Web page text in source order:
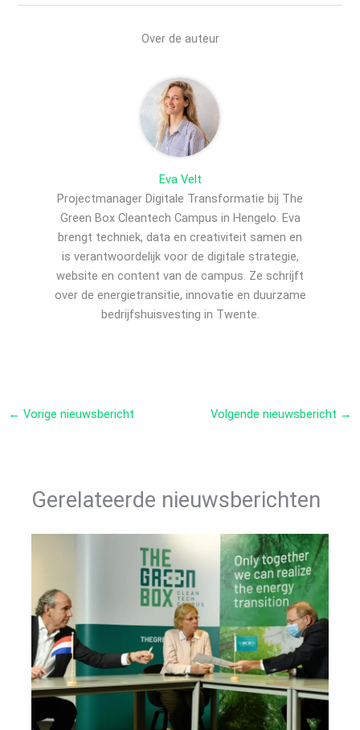
Over de auteur
Eva Velt
Projectmanager Digitale Transformatie bij The
Green Box Cleantech Campus in Hengelo. Eva
brengt techniek, data en creativiteit samen en
is verantwoordelijk voor de digitale strategie,
website en content van de campus. Ze schrijft
over de energietransitie, innovatie en duurzame
bedrijfshuisvesting in Twente.
← Vorige nieuwsbericht Volgende nieuwsbericht →
Gerelateerde nieuwsberichten